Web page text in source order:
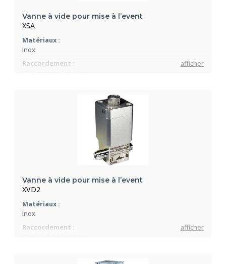
Vanne à vide pour mise à l’event
XSA
Matériaux :
Inox
Raccordement :
afficher
Vanne à vide pour mise à l’event
XVD2
Matériaux :
Inox
Raccordement :
afficher